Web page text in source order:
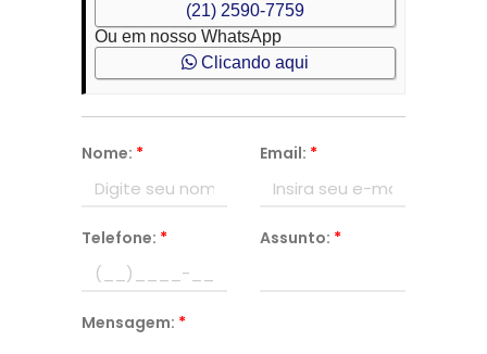
(21) 2590-7759
Ou em nosso WhatsApp
Clicando aqui
Nome: * Email: *
Telefone: * Assunto: *
Mensagem: *